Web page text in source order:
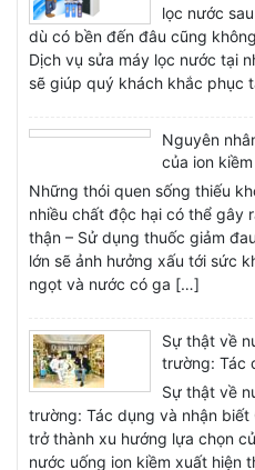
Số lõi lọc, chức năng từng
– Sợi PP 5 micron (Sx Việt
sét có kích thước trên 5 micron.
– Than hoạt tính dạng xốp
hữu cơ, thuốc trừ sâu, thuốc
– Sợi PP 1 micron (Sx Việt Nam):
– Màng RO 100 GPD sản xuất
ion kim loại nặng, vi sinh vật, vi
hữu cơ… có kích thước từ
– FIR+ (Sx Việt Nam):Chia tách
lọc nước
dù có bền đến đâu cũng
Dịch vụ sửa máy lọc nước tại
sẽ giúp quý khách khắc
Nguyên
của ion
Những thói quen sống thiếu
nhiều chất độc hại có thể gây
thận – Sử dụng thuốc giảm
lớn sẽ ảnh hưởng xấu tới sức
ngọt và nước có ga […]
Sự thật về
trường: Tác
Sự thật về
trường: Tác dụng và nhận
trở thành xu hướng lựa chọn
nước uống ion kiềm xuất hiện